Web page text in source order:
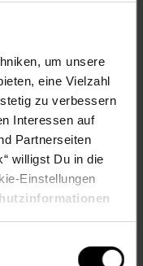
um unsere
eine Vielzahl
zu verbessern
Interessen auf
Partnerseiten
willigst Du in die
Einstellungen